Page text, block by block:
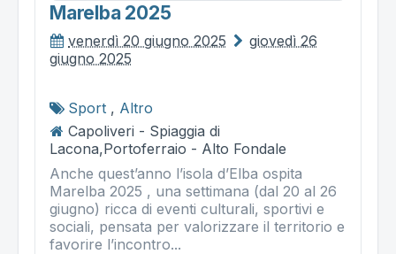
Marelba 2025
venerdì 20 giugno 2025
giovedì 26
giugno 2025
Sport , Altro
Capoliveri - Spiaggia di
Lacona,Portoferraio - Alto Fondale
Anche quest’anno l’isola d’Elba ospita
Marelba 2025 , una settimana (dal 20 al 26
giugno) ricca di eventi culturali, sportivi e
sociali, pensata per valorizzare il territorio e
favorire l’incontro...